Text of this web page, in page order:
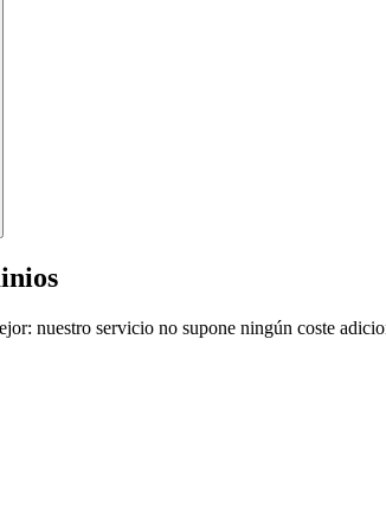
nuestro servicio no supone ningún coste